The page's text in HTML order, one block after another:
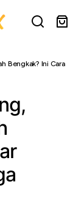
Bengkak? Ini Cara